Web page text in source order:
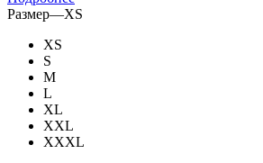
Размер—XS
XS
S
M
L
XL
XXL
XXXL